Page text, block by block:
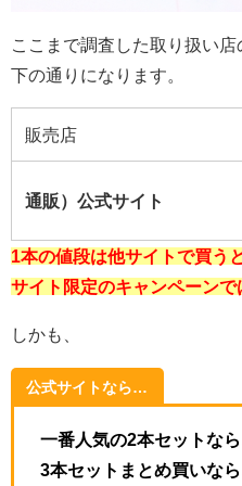
ここまで調査した取り扱い
下の通りになります。
販売店
通販）公式サイト
1本の値段は他サイトで買う
サイト限定のキャンペーンで
しかも、
公式サイトなら…
一番人気の2本セットな
3本セットまとめ買いなら